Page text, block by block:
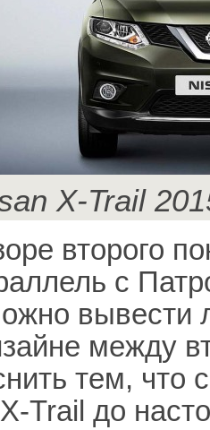
X-Trail
второго
с
между
тем, что
Trail до